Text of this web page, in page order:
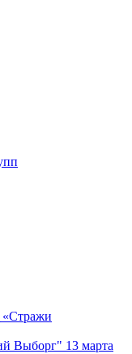
«Стражи
Выборг" 13 марта